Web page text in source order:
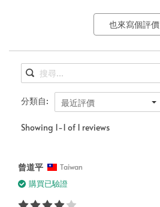
也來寫個評價
分類自: 最近評價
Showing 1-1 of 1 reviews
曾道平 Taiwan
購買已驗證